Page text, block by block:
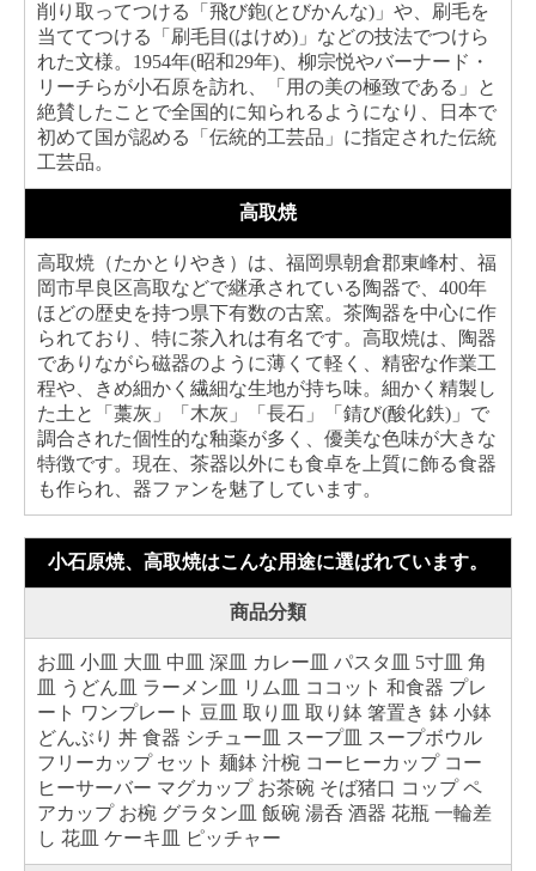
削り取ってつける「飛び鉋(とびかんな)」や、刷毛を
当ててつける「刷毛目(はけめ)」などの技法でつけら
れた文様。1954年(昭和29年)、柳宗悦やバーナード・
リーチらが小石原を訪れ、「用の美の極致である」と
絶賛したことで全国的に知られるようになり、日本で
初めて国が認める「伝統的工芸品」に指定された伝統
工芸品。
高取焼
高取焼（たかとりやき）は、福岡県朝倉郡東峰村、福
岡市早良区高取などで継承されている陶器で、400年
ほどの歴史を持つ県下有数の古窯。茶陶器を中心に作
られており、特に茶入れは有名です。高取焼は、陶器
でありながら磁器のように薄くて軽く、精密な作業工
程や、きめ細かく繊細な生地が持ち味。細かく精製し
た土と「藁灰」「木灰」「長石」「錆び(酸化鉄)」で
調合された個性的な釉薬が多く、優美な色味が大きな
特徴です。現在、茶器以外にも食卓を上質に飾る食器
も作られ、器ファンを魅了しています。
小石原焼、高取焼はこんな用途に選ばれています。
商品分類
お皿 小皿 大皿 中皿 深皿 カレー皿 パスタ皿 5寸皿 角
皿 うどん皿 ラーメン皿 リム皿 ココット 和食器 プレ
ート ワンプレート 豆皿 取り皿 取り鉢 箸置き 鉢 小鉢
どんぶり 丼 食器 シチュー皿 スープ皿 スープボウル
フリーカップ セット 麺鉢 汁椀 コーヒーカップ コー
ヒーサーバー マグカップ お茶碗 そば猪口 コップ ペ
アカップ お椀 グラタン皿 飯碗 湯呑 酒器 花瓶 一輪差
し 花皿 ケーキ皿 ピッチャー